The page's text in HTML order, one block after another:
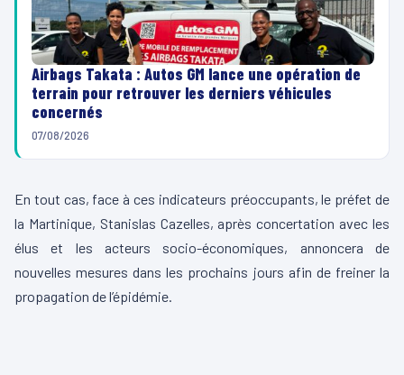
Airbags Takata : Autos GM lance une opération de
terrain pour retrouver les derniers véhicules
concernés
07/08/2026
En tout cas, face à ces indicateurs préoccupants, le préfet de
la Martinique, Stanislas Cazelles, après concertation avec les
élus et les acteurs socio-économiques, annoncera de
nouvelles mesures dans les prochains jours afin de freiner la
propagation de l’épidémie.